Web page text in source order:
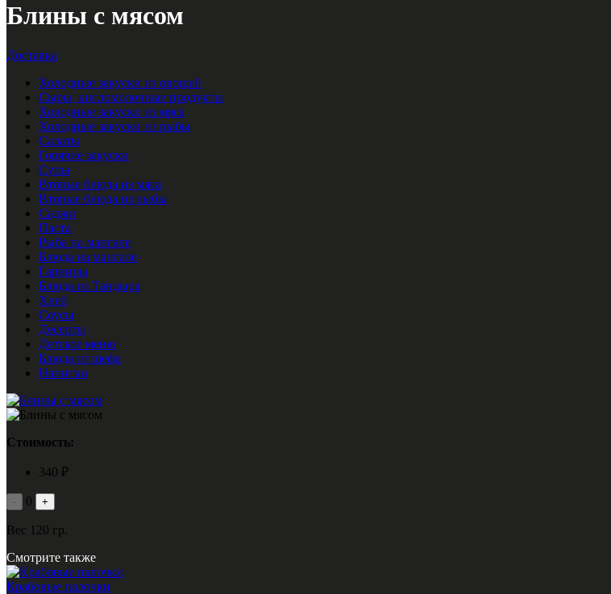
Блины с мясом
Доставка
Холодные закуски из овощей
Сыры, кисломолочные продукты
Холодные закуски из мяса
Холодные закуски из рыбы
Салаты
Горячие закуски
Супы
Вторые блюда из мяса
Вторые блюда из рыбы
Саджи
Паста
Рыба на мангале
Блюда на мангале
Гарниры
Блюда из Тандыра
Хлеб
Соусы
Десерты
Детское меню
Блюда от шефа
Напитки
Стоимость:
340 ₽
- 0 +
Вес 120 гр.
Смотрите также
Крабовые палочки